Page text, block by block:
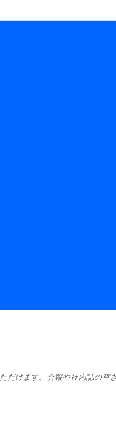
けます。会報や社内誌の空